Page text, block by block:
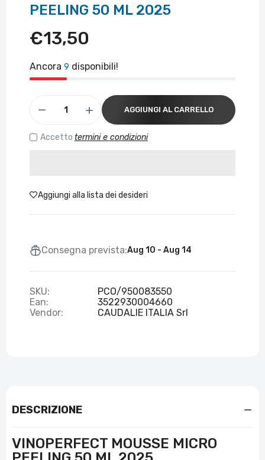
PEELING 50 ML 2025
€13,50
Ancora 9 disponibili!
AGGIUNGI AL CARRELLO
Accetto termini e condizioni
Aggiungi alla lista dei desideri
Consegna prevista:Aug 10 - Aug 14
SKU:
PCO/950083550
Ean:
3522930004660
Vendor:
CAUDALIE ITALIA Srl
DESCRIZIONE
VINOPERFECT MOUSSE MICRO